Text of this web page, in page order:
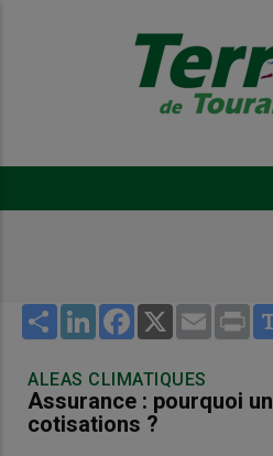
Share LinkedInFacebook
X Email
ALEAS CLIMATIQUES
Assurance : pourquoi
cotisations ?